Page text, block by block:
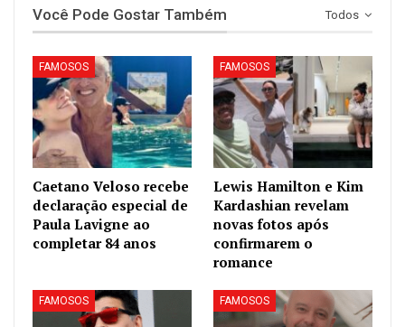
Todos
Você Pode Gostar Também
FAMOSOS
Caetano Veloso recebe
declaração especial de
Paula Lavigne ao
completar 84 anos
FAMOSOS
Lewis Hamilton e Kim
Kardashian revelam
novas fotos após
confirmarem o
romance
FAMOSOS FAMOSOS